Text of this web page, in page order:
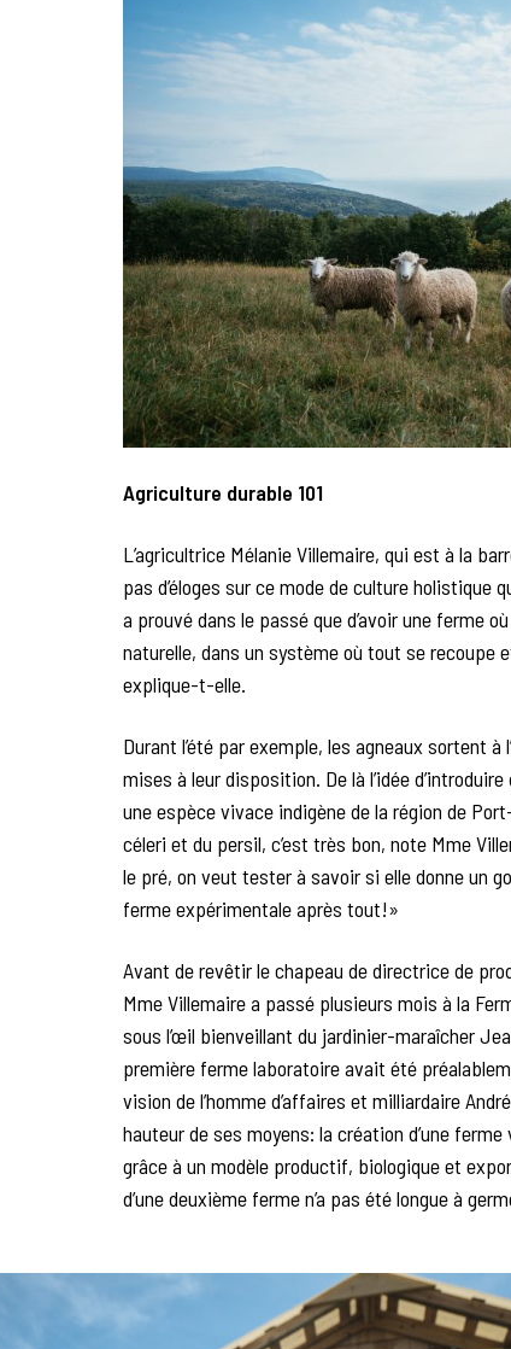
Agriculture durable 101
L’agricultrice Mélanie Villemaire, qui est à la
pas d’éloges sur ce mode de culture holistique
a prouvé dans le passé que d’avoir une ferme
naturelle, dans un système où tout se recoupe
explique-t-elle.
Durant l’été par exemple, les agneaux sortent
mises à leur disposition. De là l’idée
une espèce vivace indigène de la région de
céleri et du persil, c’est très bon, note Mme
le pré, on veut tester à savoir si elle donne un
ferme expérimentale après tout!»
Avant de revêtir le chapeau de directrice de
Mme Villemaire a passé plusieurs mois à la
sous l’œil bienveillant du jardinier-maraîcher
première ferme laboratoire avait été
vision de l’homme d’affaires et milliardaire
hauteur de ses moyens: la création d’une
grâce à un modèle productif, biologique et
d’une deuxième ferme n’a pas été longue à